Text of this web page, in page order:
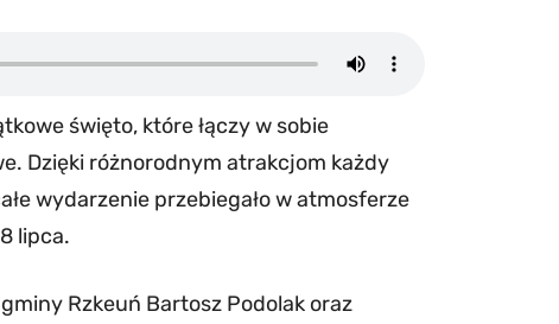
święto, które łączy w sobie
Dzięki różnorodnym atrakcjom każdy
wydarzenie przebiegało w atmosferze
lipca.
Rzkeuń Bartosz Podolak oraz